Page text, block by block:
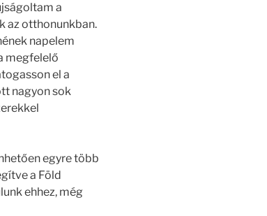
a
az otthonunkban.
napelem
megfelelő
el a
nagyon sok
egyre több
a Föld
ehhez, még